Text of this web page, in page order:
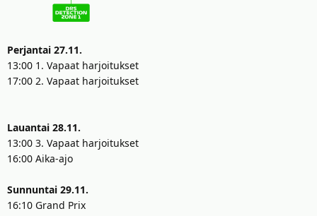
Perjantai 27.11.
13:00 1. Vapaat harjoitukset
17:00 2. Vapaat harjoitukset
Lauantai 28.11.
13:00 3. Vapaat harjoitukset
16:00 Aika-ajo
Sunnuntai 29.11.
16:10 Grand Prix